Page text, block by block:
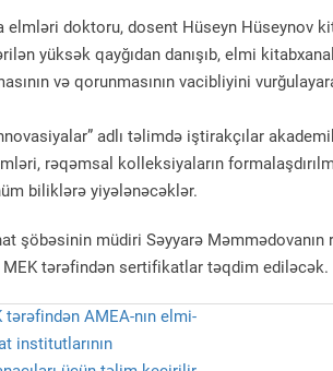
doktoru, dosent Hüseyn Hüseynov
yüksək qayğıdan danışıb, elmi
və qorunmasının vacibliyini
adlı təlimdə iştirakçılar
rəqəmsal kolleksiyaların
biliklərə yiyələnəcəklər.
şöbəsinin müdiri Səyyarə Məmmədovanın
tərəfindən sertifikatlar təqdim ediləcək.